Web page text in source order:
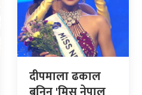
दीपमाला ढकाल